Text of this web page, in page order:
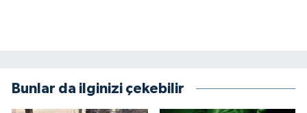
Bunlar da ilginizi çekebilir
TANITIM